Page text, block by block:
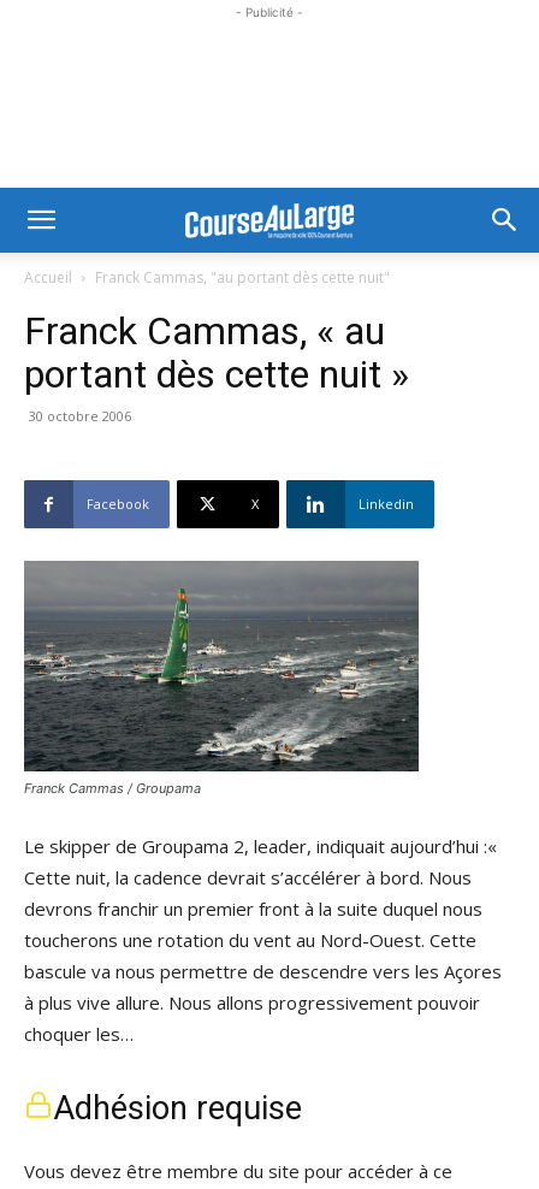
- Publicité -
Accueil Franck Cammas, "au portant dès cette nuit"
Franck Cammas, « au
portant dès cette nuit »
30 octobre 2006
Facebook X Linkedin
Franck Cammas / Groupama
Le skipper de Groupama 2, leader, indiquait aujourd’hui :«
Cette nuit, la cadence devrait s’accélérer à bord. Nous
devrons franchir un premier front à la suite duquel nous
toucherons une rotation du vent au Nord-Ouest. Cette
bascule va nous permettre de descendre vers les Açores
à plus vive allure. Nous allons progressivement pouvoir
choquer les…
Adhésion requise
Vous devez être membre du site pour accéder à ce